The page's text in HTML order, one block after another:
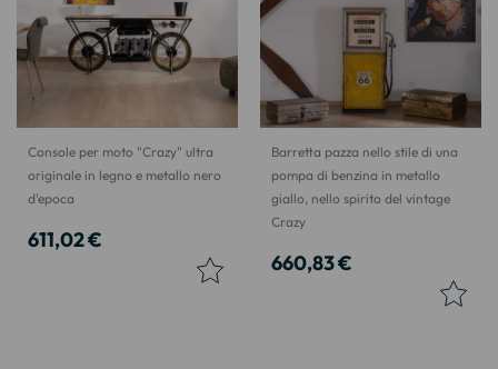
Console per moto "Crazy" ultra
originale in legno e metallo nero
d'epoca
611,02 €
Barretta pazza nello stile di una
pompa di benzina in metallo
giallo, nello spirito del vintage
Crazy
660,83 €